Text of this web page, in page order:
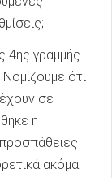
4ης γραμμής
ότι
σε
η
ακόμα